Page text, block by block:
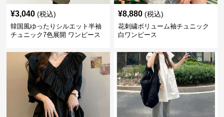
¥3,040 (税込)
韓国風ゆったりシルエット半袖
チュニック7色展開 ワンピース
¥8,880 (税込)
花刺繍ボリューム袖チュニック
白ワンピース